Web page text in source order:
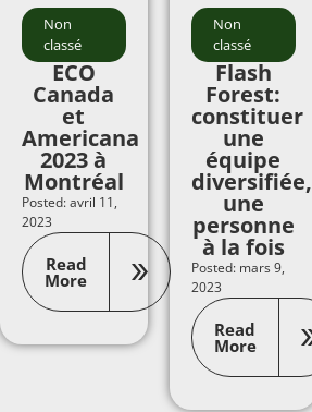
Non
classé
ECO
Canada
et
Americana
2023 à
Montréal
Posted: avril 11,
2023
Read
More
Non
classé
Flash
Forest:
constituer
une
équipe
diversifiée,
une
personne
à la fois
Posted: mars 9,
2023
Read
More